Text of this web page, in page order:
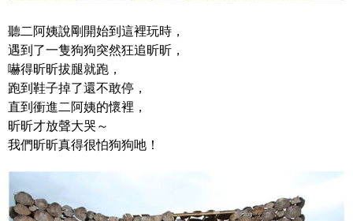
聽二阿姨說剛開始到這裡玩時，
遇到了一隻狗狗突然狂追昕昕，
嚇得昕昕拔腿就跑，
跑到鞋子掉了還不敢停，
直到衝進二阿姨的懷裡，
昕昕才放聲大哭～
我們昕昕真得很怕狗狗吔！